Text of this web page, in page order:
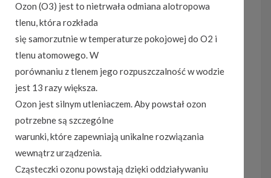
Wymiary długość/ szerokość/ wysokość :200x90x41
Pojemność (litry) :500
Ładowność (kg) : 75
System montażu : PowerClick
Sposób otwierania :jednostronnie
Pasuje do belek szerokich WingBar Edge :
adapterem
Atest TUV : tak
Max liczba par nart/snowbordów : 4 do 6 / deski 4
Max długość nart :185
Ozon (O3) jest to nietrwała odmiana alotropowa
tlenu, która rozkłada
się samorzutnie w temperaturze pokojowej do O2 i
tlenu atomowego. W
porównaniu z tlenem jego rozpuszczalność w wodzie
jest 13 razy większa.
Ozon jest silnym utleniaczem. Aby powstał ozon
potrzebne są szczególne
warunki, które zapewniają unikalne rozwiązania
wewnątrz urządzenia.
Cząsteczki ozonu powstają dzięki oddziaływaniu